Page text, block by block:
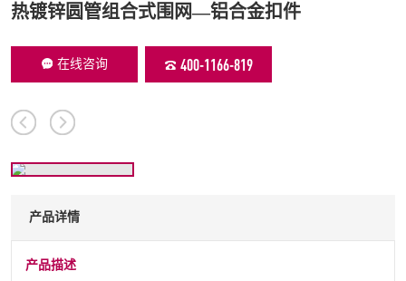
热镀锌圆管组合式围网—铝合金扣件
在线咨询 400-1166-819
产品详情
产品描述